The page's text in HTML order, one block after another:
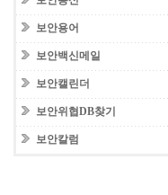
보안용어
보안백신메일
보안캘린더
보안위협DB찾기
보안칼럼